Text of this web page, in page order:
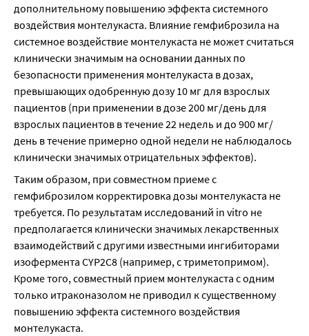
дополнительному повышению эффекта системного
воздействия монтелукаста. Влияние гемфиброзила на
системное воздействие монтелукаста не может считаться
клинически значимым на основании данных по
безопасности применения монтелукаста в дозах,
превышающих одобренную дозу 10 мг для взрослых
пациентов (при применении в дозе 200 мг/день для
взрослых пациентов в течение 22 недель и до 900 мг/
день в течение примерно одной недели не наблюдалось
клинически значимых отрицательных эффектов).
Таким образом, при совместном приеме с
гемфиброзилом корректировка дозы монтелукаста не
требуется. По результатам исследований in vitro не
предполагается клинически значимых лекарственных
взаимодействий с другими известными ингибиторами
изофермента CYP2C8 (например, с триметопримом).
Кроме того, совместный прием монтелукаста с одним
только итраконазолом не приводил к существенному
повышению эффекта системного воздействия
монтелукаста.